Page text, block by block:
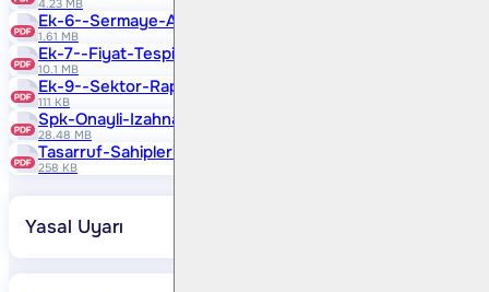
4.23 MB
Ek-6--sermaye-Artirimindan-Elde-Edilen-Fonun-
1.61 MB
Ek-7--fiyat-Tespit-Raporu
10.1 MB
Ek-9--sektor-Raporu-Sorumluluk-Beyani
111 KB
Spk-Onayli-Izahname
28.48 MB
Tasarruf-Sahiplerine-Satis-Duyurusu
258 KB
Yasal Uyarı